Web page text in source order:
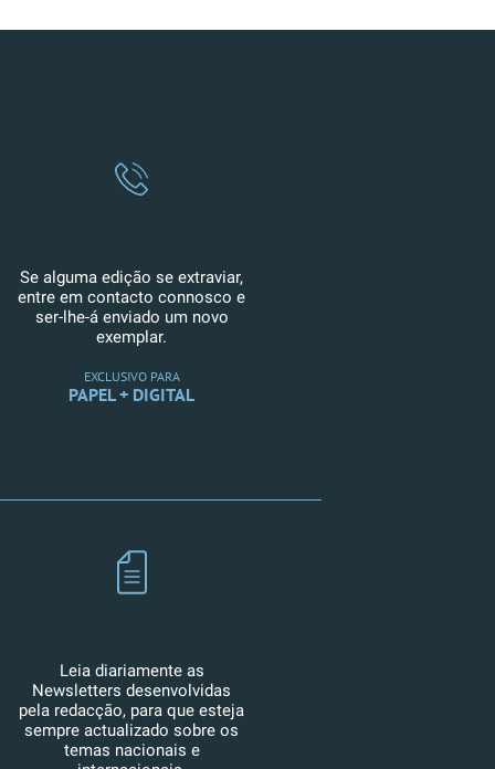
Se alguma edição se extraviar,
entre em contacto connosco e
ser-lhe-á enviado um novo
exemplar.
EXCLUSIVO PARA
PAPEL + DIGITAL
Leia diariamente as
Newsletters desenvolvidas
pela redacção, para que esteja
sempre actualizado sobre os
temas nacionais e